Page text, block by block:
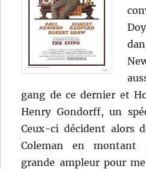
gang de ce dernier et
Henry Gondorff, un
Ceux-ci décident alors
Coleman en montant
grande ampleur pour